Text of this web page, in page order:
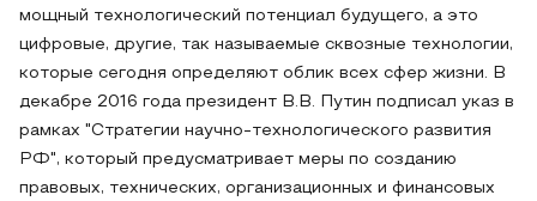
мощный технологический потенциал будущего, а это
цифровые, другие, так называемые сквозные технологии,
которые сегодня определяют облик всех сфер жизни. В
декабре 2016 года президент В.В. Путин подписал указ в
рамках "Стратегии научно-технологического развития
РФ", который предусматривает меры по созданию
правовых, технических, организационных и финансовых